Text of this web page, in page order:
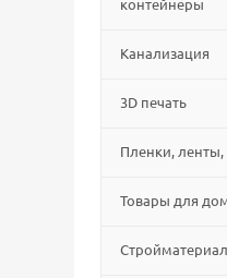
контейнеры
Канализация
3D печать
Пленки, ленты,
Товары для